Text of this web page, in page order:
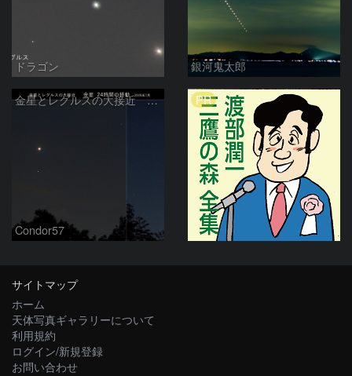
ドラゴン 銀河鬼太郎
金星とレグルスの大接近 金星 24時間の移動 (9日/10日)
Condor57
PR
サイトマップ
ホーム
天体写真ギャラリーについて
利用規約
ログイン/新規登録
お問い合わせ